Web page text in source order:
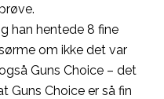
han hentede 8 fine
om ikke det var
Guns Choice – det
Guns Choice er så fin